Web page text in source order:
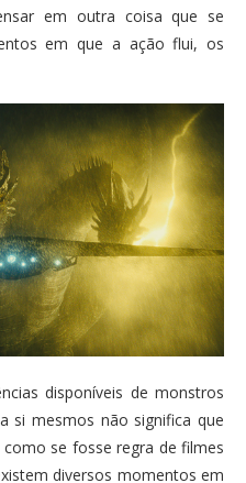
em outra coisa que se
em que a ação flui, os
disponíveis de monstros
si mesmos não significa que
se fosse regra de filmes
diversos momentos em